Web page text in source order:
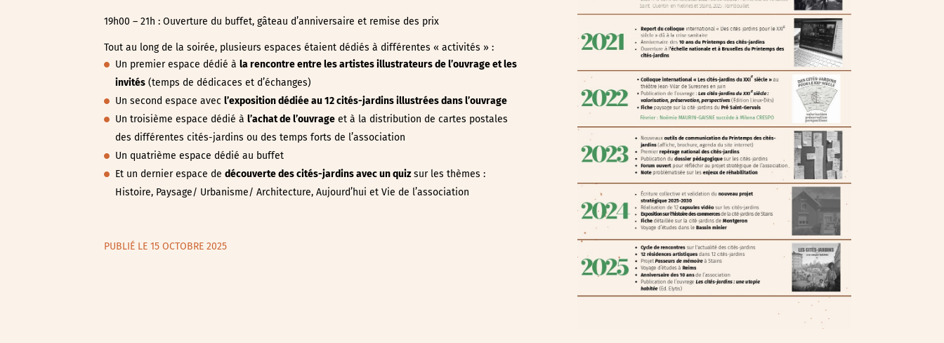
19h00 – 21h : Ouverture du buffet, gâteau d’anniversaire et remise des prix
Tout au long de la soirée, plusieurs espaces étaient dédiés à différentes « activités » :
Un premier espace dédié à la rencontre entre les artistes illustrateurs de l’ouvrage et les
invités (temps de dédicaces et d’échanges)
Un second espace avec l’exposition dédiée au 12 cités-jardins illustrées dans l’ouvrage
Un troisième espace dédié à l’achat de l’ouvrage et à la distribution de cartes postales
des différentes cités-jardins ou des temps forts de l’association
Un quatrième espace dédié au buffet
Et un dernier espace de découverte des cités-jardins avec un quizsur les thèmes :
Histoire, Paysage/ Urbanisme/ Architecture, Aujourd’hui et Vie de l’association
PUBLIÉ LE 15 OCTOBRE 2025